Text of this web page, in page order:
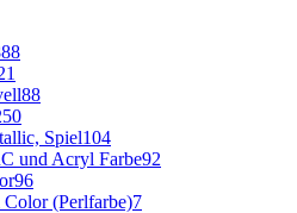
88
Spiel104
und Acryl Farbe92
96
(Perlfarbe)7